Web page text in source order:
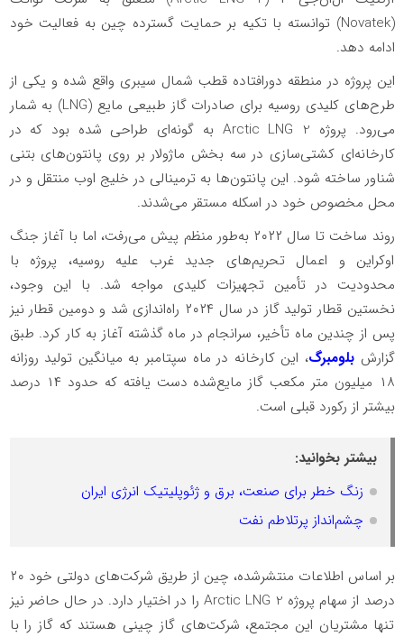
(Novatek) توانسته با تکیه بر حمایت گسترده چین به فعالیت خود
ادامه دهد.
این پروژه در منطقه دورافتاده قطب شمال سیبری واقع شده و یکی از
طرح‌های کلیدی روسیه برای صادرات گاز طبیعی مایع (LNG) به شمار
می‌رود. پروژه Arctic LNG 2 به گونه‌ای طراحی شده بود که در
کارخانه‌ای کشتی‌سازی در سه بخش ماژولار بر روی پانتون‌های بتنی
شناور ساخته شود. این پانتون‌ها به ترمینالی در خلیج اوب منتقل و در
محل مخصوص خود در اسکله مستقر می‌شدند.
روند ساخت تا سال ۲۰۲۲ به‌طور منظم پیش می‌رفت، اما با آغاز جنگ
اوکراین و اعمال تحریم‌های جدید غرب علیه روسیه، پروژه با
محدودیت در تأمین تجهیزات کلیدی مواجه شد. با این وجود،
نخستین قطار تولید گاز در سال ۲۰۲۴ راه‌اندازی شد و دومین قطار نیز
پس از چندین ماه تأخیر، سرانجام در ماه گذشته آغاز به کار کرد. طبق
گزارشبلومبرگ، این کارخانه در ماه سپتامبر به میانگین تولید روزانه
۱۸ میلیون متر مکعب گاز مایع‌شده دست یافته که حدود ۱۴ درصد
بیشتر از رکورد قبلی است.
بیشتر بخوانید:
زنگ خطر برای صنعت، برق و ژئوپلیتیک انرژی ایران
چشم‌انداز پرتلاطم نفت
بر اساس اطلاعات منتشرشده، چین از طریق شرکت‌های دولتی خود ۲۰
درصد از سهام پروژه Arctic LNG 2 را در اختیار دارد. در حال حاضر نیز
تنها مشتریان این مجتمع، شرکت‌های گاز چینی هستند که گاز را با